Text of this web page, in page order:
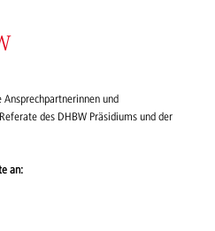
und
des DHBW Präsidiums und der
an: